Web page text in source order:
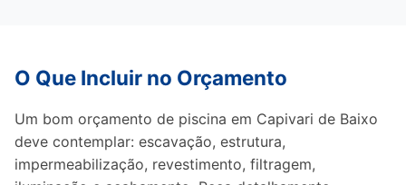
O Que Incluir no Orçamento
Um bom orçamento de piscina em Capivari de Baixo
deve contemplar: escavação, estrutura,
impermeabilização, revestimento, filtragem,